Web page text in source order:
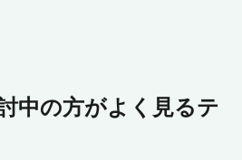
中の方がよく見るテ